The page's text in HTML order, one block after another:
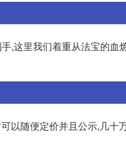
,这里我们着重从法宝的血
以随便定价并且公示,几十